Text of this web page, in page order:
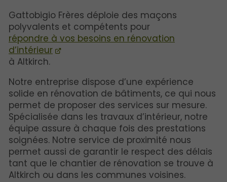
Gattobigio Frères déploie des maçons
polyvalents et compétents pour
répondre à vos besoins en rénovation
d’intérieur
à Altkirch.
Notre entreprise dispose d’une expérience
solide en rénovation de bâtiments, ce qui nous
permet de proposer des services sur mesure.
Spécialisée dans les travaux d’intérieur, notre
équipe assure à chaque fois des prestations
soignées. Notre service de proximité nous
permet aussi de garantir le respect des délais
tant que le chantier de rénovation se trouve à
Altkirch ou dans les communes voisines.